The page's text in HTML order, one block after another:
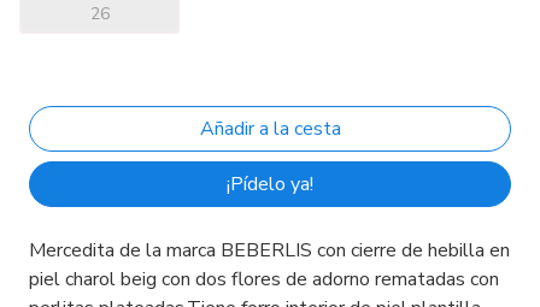
26
¡Pídelo ya!
Mercedita de la marca BEBERLIS con cierre de hebilla en
piel charol beig con dos flores de adorno rematadas con